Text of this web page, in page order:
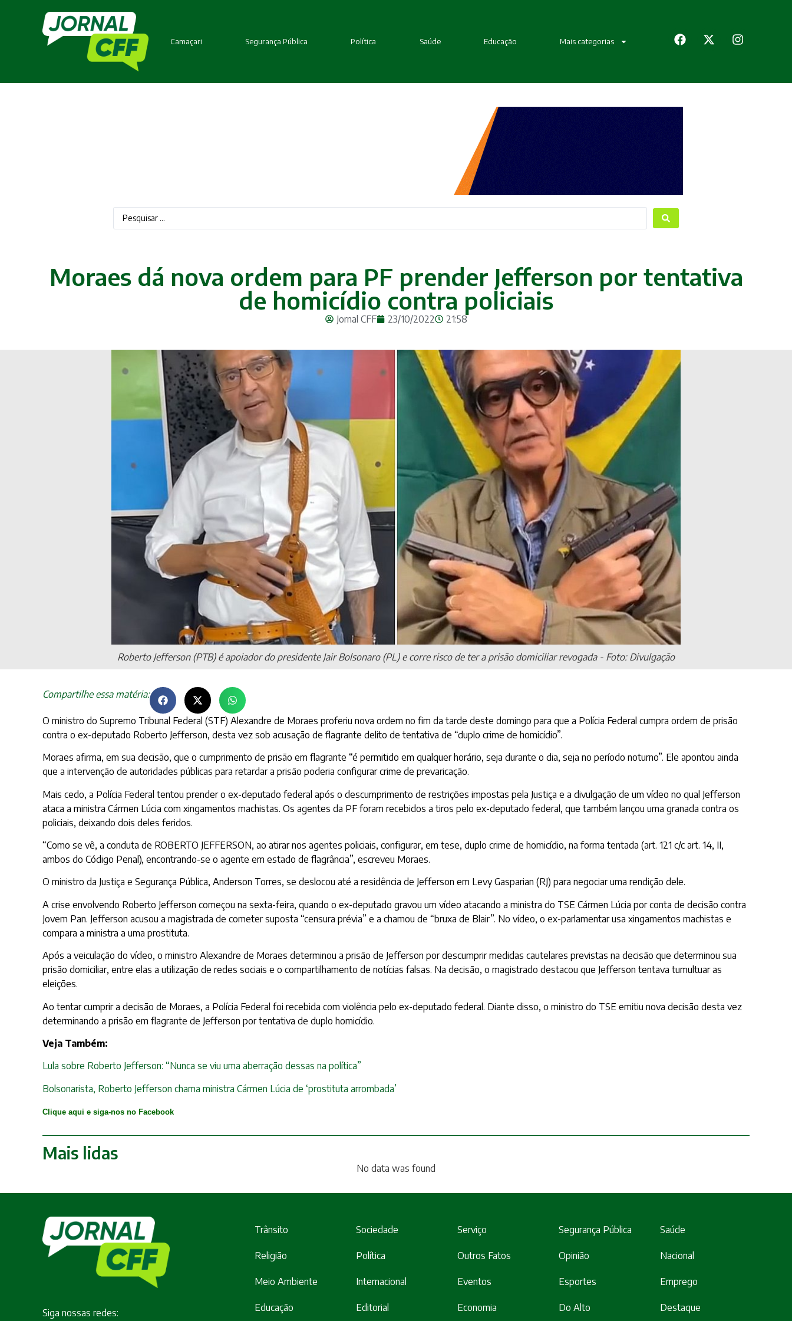
Camaçari Segurança Pública Política Saúde Educação Mais categorias
Moraes dá nova ordem para PF prender Jefferson por tentativa
de homicídio contra policiais
Jornal CFF 23/10/2022 21:58
Roberto Jefferson (PTB) é apoiador do presidente Jair Bolsonaro (PL) e corre risco de ter a prisão domiciliar revogada - Foto: Divulgação
Compartilhe essa matéria:
O ministro do Supremo Tribunal Federal (STF) Alexandre de Moraes proferiu nova ordem no fim da tarde deste domingo para que a Polícia Federal cumpra ordem de prisão
contra o ex-deputado Roberto Jefferson, desta vez sob acusação de flagrante delito de tentativa de “duplo crime de homicídio”.
Moraes afirma, em sua decisão, que o cumprimento de prisão em flagrante “é permitido em qualquer horário, seja durante o dia, seja no período noturno”. Ele apontou ainda
que a intervenção de autoridades públicas para retardar a prisão poderia configurar crime de prevaricação.
Mais cedo, a Polícia Federal tentou prender o ex-deputado federal após o descumprimento de restrições impostas pela Justiça e a divulgação de um vídeo no qual Jefferson
ataca a ministra Cármen Lúcia com xingamentos machistas. Os agentes da PF foram recebidos a tiros pelo ex-deputado federal, que também lançou uma granada contra os
policiais, deixando dois deles feridos.
“Como se vê, a conduta de ROBERTO JEFFERSON, ao atirar nos agentes policiais, configurar, em tese, duplo crime de homicídio, na forma tentada (art. 121 c/c art. 14, II,
ambos do Código Penal), encontrando-se o agente em estado de flagrância”, escreveu Moraes.
O ministro da Justiça e Segurança Pública, Anderson Torres, se deslocou até a residência de Jefferson em Levy Gasparian (RJ) para negociar uma rendição dele.
A crise envolvendo Roberto Jefferson começou na sexta-feira, quando o ex-deputado gravou um vídeo atacando a ministra do TSE Cármen Lúcia por conta de decisão contra
Jovem Pan. Jefferson acusou a magistrada de cometer suposta “censura prévia” e a chamou de “bruxa de Blair”. No vídeo, o ex-parlamentar usa xingamentos machistas e
compara a ministra a uma prostituta.
Após a veiculação do vídeo, o ministro Alexandre de Moraes determinou a prisão de Jefferson por descumprir medidas cautelares previstas na decisão que determinou sua
prisão domiciliar, entre elas a utilização de redes sociais e o compartilhamento de notícias falsas. Na decisão, o magistrado destacou que Jefferson tentava tumultuar as
eleições.
Ao tentar cumprir a decisão de Moraes, a Polícia Federal foi recebida com violência pelo ex-deputado federal. Diante disso, o ministro do TSE emitiu nova decisão desta vez
determinando a prisão em flagrante de Jefferson por tentativa de duplo homicídio.
Veja Também:
Lula sobre Roberto Jefferson: “Nunca se viu uma aberração dessas na política”
Bolsonarista, Roberto Jefferson chama ministra Cármen Lúcia de ‘prostituta arrombada’
Clique aqui e siga-nos no Facebook
Mais lidas
No data was found
Siga nossas redes:
Trânsito Sociedade Serviço Segurança Pública Saúde
Religião Política Outros Fatos Opinião Nacional
Meio Ambiente Internacional Eventos Esportes Emprego
Educação Editorial Economia Do Alto Destaque